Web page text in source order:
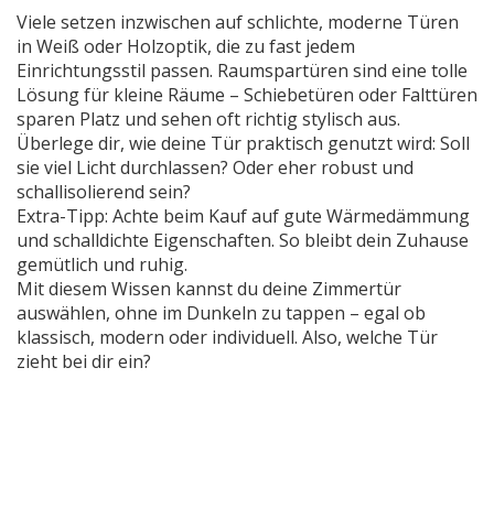
Viele setzen inzwischen auf schlichte, moderne Türen
in Weiß oder Holzoptik, die zu fast jedem
Einrichtungsstil passen. Raumspartüren sind eine tolle
Lösung für kleine Räume – Schiebetüren oder Falttüren
sparen Platz und sehen oft richtig stylisch aus.
Überlege dir, wie deine Tür praktisch genutzt wird: Soll
sie viel Licht durchlassen? Oder eher robust und
schallisolierend sein?
Extra-Tipp: Achte beim Kauf auf gute Wärmedämmung
und schalldichte Eigenschaften. So bleibt dein Zuhause
gemütlich und ruhig.
Mit diesem Wissen kannst du deine Zimmertür
auswählen, ohne im Dunkeln zu tappen – egal ob
klassisch, modern oder individuell. Also, welche Tür
zieht bei dir ein?